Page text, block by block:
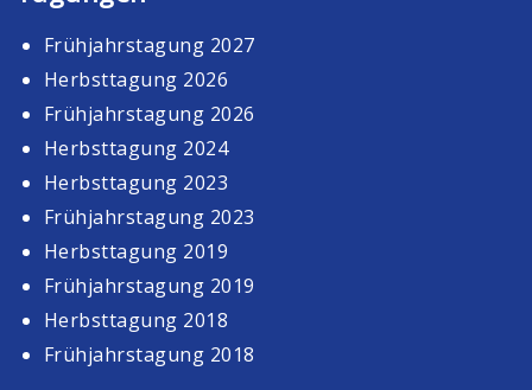
Frühjahrstagung 2027
Herbsttagung 2026
Frühjahrstagung 2026
Herbsttagung 2024
Herbsttagung 2023
Frühjahrstagung 2023
Herbsttagung 2019
Frühjahrstagung 2019
Herbsttagung 2018
Frühjahrstagung 2018